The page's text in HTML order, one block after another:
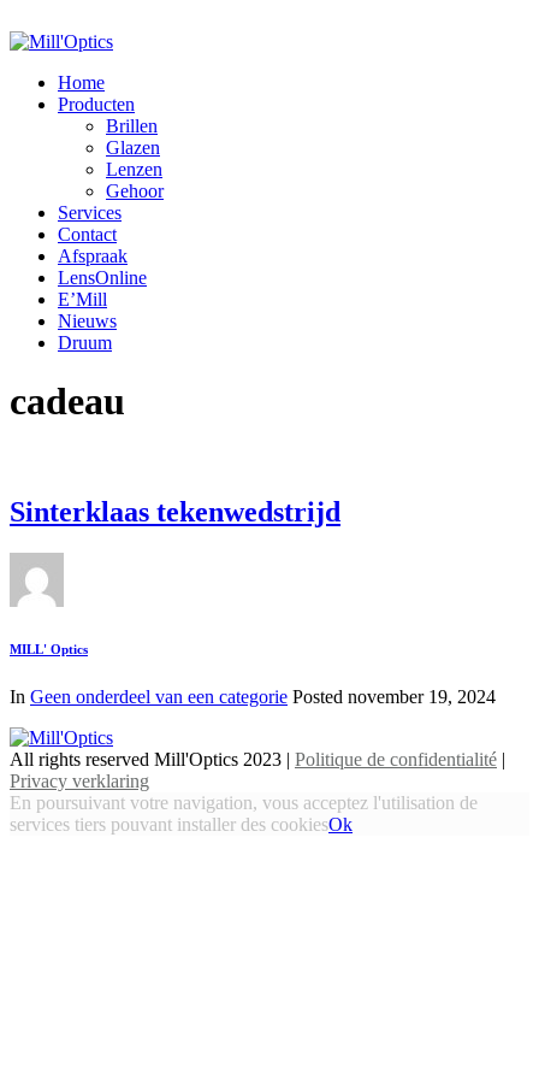
Home
Producten
Brillen
Glazen
Lenzen
Gehoor
Services
Contact
Afspraak
LensOnline
E’Mill
Nieuws
Druum
cadeau
Sinterklaas tekenwedstrijd
MILL' Optics
In Geen onderdeel van een categorie Posted november 19, 2024
All rights reserved Mill'Optics 2023 | Politique de confidentialité |
Privacy verklaring
En poursuivant votre navigation, vous acceptez l'utilisation de
services tiers pouvant installer des cookiesOk